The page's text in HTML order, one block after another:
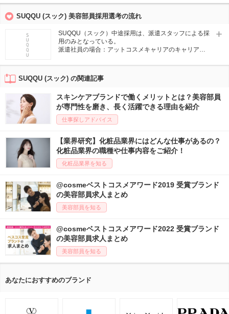
要。
また、店舗を訪問した際にどのような印象を受けた
か、接客を受けたうえで働きたいと思った理由を自分
の言葉で伝えられると良いでしょう。使ったことのあ
る商品がある場合はアピールすると◎
SUQQU (スック) 美容部員採用選考の流れ
SUQQU（スック）中途採用は、派遣スタッフによる採
用のみとなっている。
派遣社員の場合：アットコスメキャリアのキャリアカ
※仕事開始半年後を目途に社員への登用あり。
SUQQU (スック) の関連記事
スキンケアブランドで働くメリットとは？美容部員
が専門性を磨き、長く活躍できる理由を紹介
仕事探しアドバイス
【業界研究】化粧品業界にはどんな仕事があるの？
化粧品業界の職種や仕事内容をご紹介！
化粧品業界を知る
@cosmeベストコスメアワード2019 受賞ブランド
の美容部員求人まとめ
美容部員を知る
@cosmeベストコスメアワード2022 受賞ブランド
の美容部員求人まとめ
美容部員を知る
あなたにおすすめのブランド